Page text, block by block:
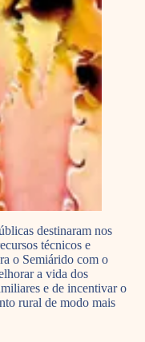
destinaram nos
técnicos e
o Semiárido com o
a vida dos
e de incentivar o
rural de modo mais